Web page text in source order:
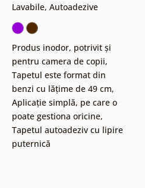
Lavabile, Autoadezive
Produs inodor, potrivit și
pentru camera de copii,
Tapetul este format din
benzi cu lățime de 49 cm,
Aplicație simplă, pe care o
poate gestiona oricine,
Tapetul autoadeziv cu lipire
puternică